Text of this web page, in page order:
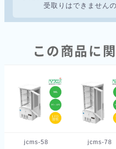
受取りはできません
この商品に
jcms-58 jcms-78